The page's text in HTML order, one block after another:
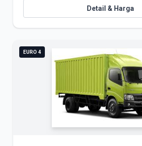
Detail & Harga
EURO 4